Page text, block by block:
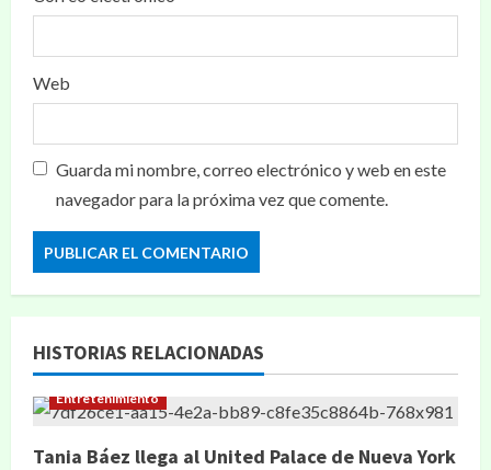
Web
Guarda mi nombre, correo electrónico y web en este
navegador para la próxima vez que comente.
HISTORIAS RELACIONADAS
Entretenimiento
Tania Báez llega al United Palace de Nueva York